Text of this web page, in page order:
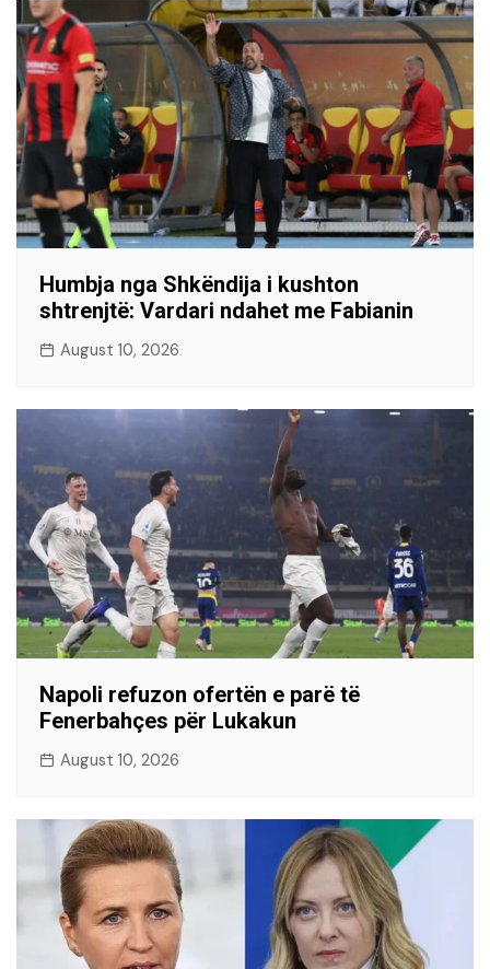
Humbja nga Shkëndija i kushton
shtrenjtë: Vardari ndahet me Fabianin
August 10, 2026
Napoli refuzon ofertën e parë të
Fenerbahçes për Lukakun
August 10, 2026